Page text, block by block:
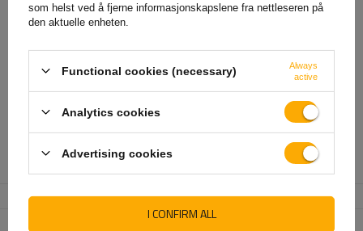
Koło do przyczepy 185 R14C wzmocnione Linglong_Radial R701
ET30 900 kg 5 x 112
Produsent
LINGLONG / UNITRAILER
Produktkode
UT000248
185
som helst ved å fjerne informasjonskapslene fra nettleseren på
den aktuelle enheten.
Functional cookies (necessary)
Always
active
Analytics cookies
Advertising cookies
I CONFIRM ALL